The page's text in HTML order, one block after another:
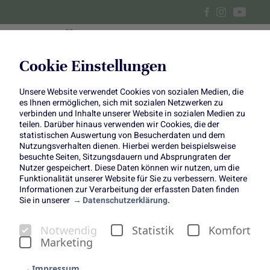
Cookie Einstellungen
Unsere Website verwendet Cookies von sozialen Medien, die
es Ihnen ermöglichen, sich mit sozialen Netzwerken zu
verbinden und Inhalte unserer Website in sozialen Medien zu
teilen. Darüber hinaus verwenden wir Cookies, die der
statistischen Auswertung von Besucherdaten und dem
Nutzungsverhalten dienen. Hierbei werden beispielsweise
besuchte Seiten, Sitzungsdauern und Absprungraten der
Nutzer gespeichert. Diese Daten können wir nutzen, um die
Funktionalität unserer Website für Sie zu verbessern. Weitere
Informationen zur Verarbeitung der erfassten Daten finden
Sie in unserer
Datenschutzerklärung.
Notwendig Statistik
Komfort
Marketing
„Flower Bowl“ zum Muttertag
Der Muttertag ist die perfekte Gelegenheit, einfach mal
„Danke“ zu sagen – für all die Liebe, Unterstützung und
die unzähligen kleinen Dinge, die Mamas jeden Tag für
Blumen verschenkt werden: Sie sind ein echtes
Dankeschön in Blütenform und bringen jede Menge